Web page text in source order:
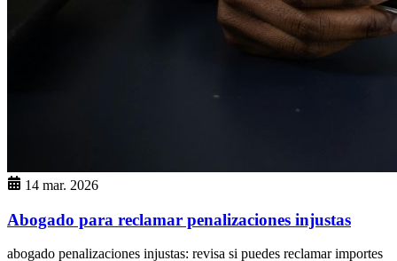
14 mar. 2026
Abogado para reclamar penalizaciones injustas
abogado penalizaciones injustas: revisa si puedes reclamar importes